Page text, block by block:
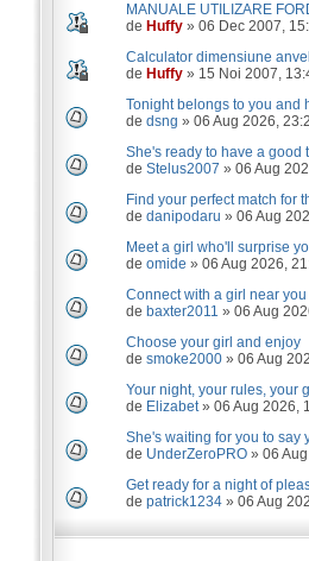
MANUALE UTILIZARE
de Huffy» 06 Dec 2007,
Calculator dimensiune
de Huffy» 15 Noi 2007,
Tonight belongs to you and
de dsng » 06 Aug 2026,
She's ready to have a good
de Stelus2007 » 06 Aug
Find your perfect match for
de danipodaru » 06 Aug
Meet a girl who'll surprise
de omide » 06 Aug 2026,
Connect with a girl near you
de baxter2011 » 06 Aug
Choose your girl and enjoy
de smoke2000» 06 Aug
Your night, your rules, your
de Elizabet» 06 Aug 2026,
She's waiting for you to say
de UnderZeroPRO» 06
Get ready for a night of
de patrick1234» 06 Aug